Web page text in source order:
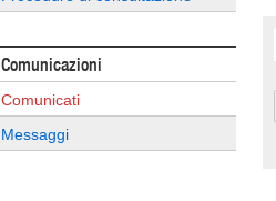
Comunicazioni
Comunicati
Messaggi